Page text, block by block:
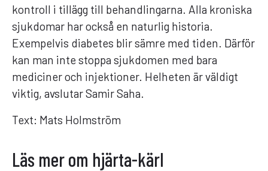
kontroll i tillägg till behandlingarna. Alla kroniska
sjukdomar har också en naturlig historia.
Exempelvis diabetes blir sämre med tiden. Därför
kan man inte stoppa sjukdomen med bara
mediciner och injektioner. Helheten är väldigt
viktig, avslutar Samir Saha.
Text: Mats Holmström
Läs mer om hjärta-kärl